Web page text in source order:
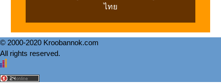
ไทย
© 2000-2020 Kroobannok.com
All rights reserved.